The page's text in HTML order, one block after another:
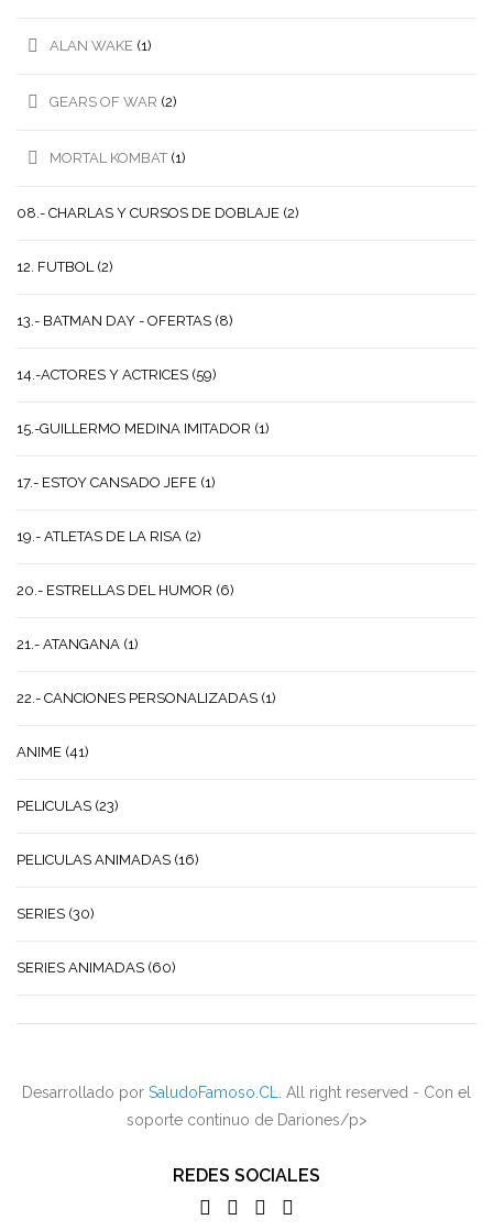
ALAN WAKE (1)
GEARS OF WAR (2)
MORTAL KOMBAT (1)
08.- CHARLAS Y CURSOS DE DOBLAJE (2)
12. FUTBOL (2)
13.- BATMAN DAY - OFERTAS (8)
14.-ACTORES Y ACTRICES (59)
15.-GUILLERMO MEDINA IMITADOR (1)
17.- ESTOY CANSADO JEFE (1)
19.- ATLETAS DE LA RISA (2)
20.- ESTRELLAS DEL HUMOR (6)
21.- ATANGANA (1)
22.- CANCIONES PERSONALIZADAS (1)
ANIME (41)
PELICULAS (23)
PELICULAS ANIMADAS (16)
SERIES (30)
SERIES ANIMADAS (60)
Desarrollado por SaludoFamoso.CL
. All right reserved - Con el
soporte continuo de Dariones/p>
REDES SOCIALES